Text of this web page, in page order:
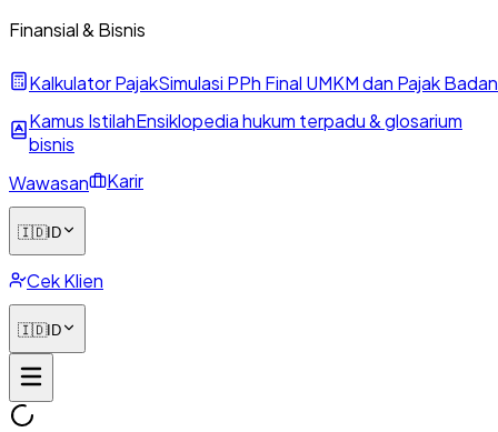
Finansial & Bisnis
Kalkulator PajakSimulasi PPh Final UMKM dan Pajak Badan
Kamus IstilahEnsiklopedia hukum terpadu & glosarium
bisnis
Wawasan
Karir
🇮🇩ID
Cek Klien
🇮🇩ID